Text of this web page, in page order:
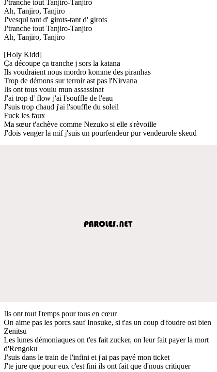
J'tranche tout Tanjiro-Tanjiro
Ah, Tanjiro, Tanjiro
J'vesqul tant d' girots-tant d' girots
J'tranche tout Tanjiro-Tanjiro
Ah, Tanjiro, Tanjiro
[Holy Kidd]
Ça découpe ça tranche j sors la katana
Ils voudraient nous mordro komme des piranhas
Trop de démons sur terroir ast pas l'Nirvana
Ils ont tous voulu mun assassinat
J'ai trop d' flow j'ai l'souffle de l'eau
J'suis trop chaud j'ai l'souffle du soleil
Fuck les faux
Ma sœur t'achève comme Nezuko si elle s'rèvoille
J'dois venger la mif j'suis un pourfendeur pur vendeurole skeud
Ils ont tout l'temps pour tous en cœur
On aime pas les porcs sauf Inosuke, si t'as un coup d'foudre ost bien
Zenitsu
Les lunes démoniaques on t'es fait zucker, on leur fait payer la mort
d'Rengoku
J'suis dans le train de l'infini et j'ai pas payé mon ticket
J'te jure que pour eux c'est fini ils ont fait que d'nous critiquer